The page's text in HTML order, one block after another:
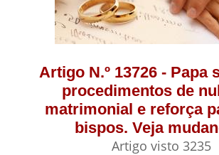
Artigo N.º 13726 - Papa
procedimentos de
matrimonial e reforça
bispos. Veja
Artigo visto 3235